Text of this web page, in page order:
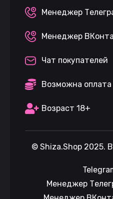
Менеджер
Менеджер
Чат покупателей
Возможна
Возраст 18+
© Shiza.Shop 2025.
Менеджер